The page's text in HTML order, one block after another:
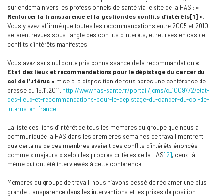
surlendemain vers les professionnels de santé via le site de la HAS : «
Renforcer la transparence et la gestion des conflits d’intérêts[1] ».
Vous y avez affirmé que toutes les recommandations entre 2005 et 2010
seraient revues sous l’angle des conflits d’intérêts, et retirées en cas de
conflits d’intérêts manifestes.
Vous avez sans nul doute pris connaissance de la recommandation «
Etat des lieux et recommandations pour le dépistage du cancer du
col de l’utérus » mise à la disposition de tous après une conférence de
presse du 15.11.2011. http://www.has-sante.fr/portail/jcms/c_1009772/etat-
des-lieux-et-recommandations-pour-le-depistage-du-cancer-du-col-de-
luterus-en-france
La liste des liens d’intérêt de tous les membres du groupe que nous a
communiquée la HAS dans les premières semaines de travail montrent
que certains de ces membres avaient des conflits d’intérêts énoncés
comme « majeurs » selon les propres critères de la HAS[2], ceux-là
même qui ont été interviewés à cette conférence
Membres du groupe de travail, nous n’avons cessé de réclamer une plus
grande transparence dans les interventions et les prises de position